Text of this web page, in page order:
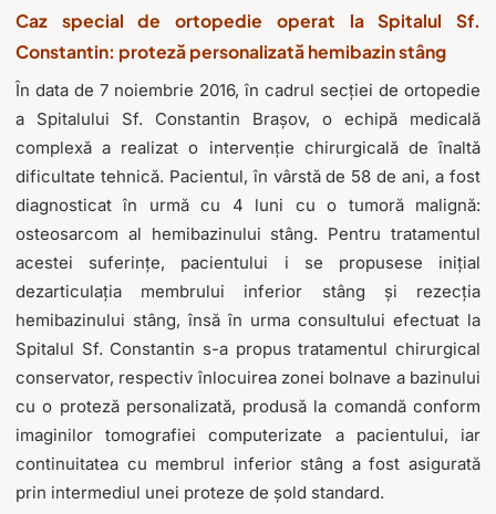
Caz special de ortopedie operat la Spitalul Sf.
Constantin: proteză personalizată hemibazin stâng
În data de 7 noiembrie 2016, în cadrul secției de ortopedie
a Spitalului Sf. Constantin Brașov, o echipă medicală
complexă a realizat o intervenție chirurgicală de înaltă
dificultate tehnică. Pacientul, în vârstă de 58 de ani, a fost
diagnosticat în urmă cu 4 luni cu o tumoră malignă:
osteosarcom al hemibazinului stâng. Pentru tratamentul
acestei suferințe, pacientului i se propusese inițial
dezarticulația membrului inferior stâng și rezecția
hemibazinului stâng, însă în urma consultului efectuat la
Spitalul Sf. Constantin s-a propus tratamentul chirurgical
conservator, respectiv înlocuirea zonei bolnave a bazinului
cu o proteză personalizată, produsă la comandă conform
imaginilor tomografiei computerizate a pacientului, iar
continuitatea cu membrul inferior stâng a fost asigurată
prin intermediul unei proteze de șold standard.